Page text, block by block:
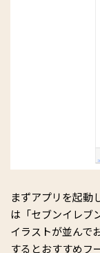
まずアプリを起動
は「セブンイレブ
イラストが並んで
するとおすすめフ